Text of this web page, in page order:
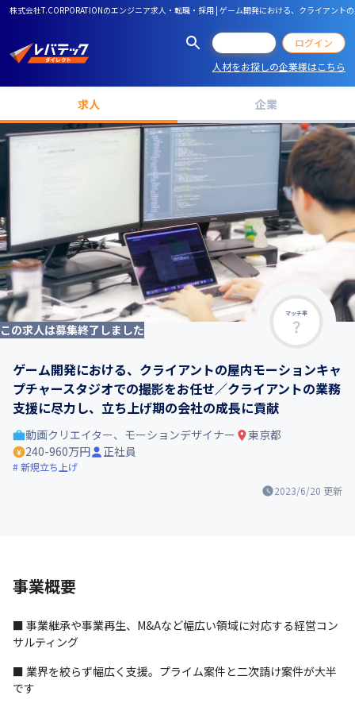
株式会社T.CORPORATIONのエンジニア求人・転職・採用 | ゲーム開発における、クライアン
ログイン
人材をお探しの企業様はこちら
求人 企業
マッチ率
この求人は募集終了しました
ゲーム開発における、クライアントの屋内モーションキャ
プチャースタジオでの撮影をお任せ／クライアントの業務
支援に尽力し、立ち上げ期の会社の成長に貢献
2023/6/20 更新
動画クリエイター、モーションデザイナー
東京都
240-960万円
正社員
新規立ち上げ
事業概要
■ 事業継承や事業再生、M&Aなど幅広い領域に対応する経営コン
サルティング
■ 業界を絞らず幅広く支援。プライム案件と二次請け案件が大半
です